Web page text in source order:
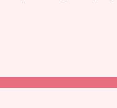
dan
delivery, better
dahla...